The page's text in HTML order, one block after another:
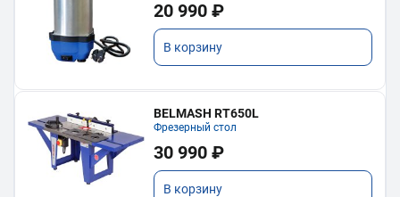
20 990 ₽
В корзину
BELMASH RT650L
Фрезерный стол
30 990 ₽
В корзину